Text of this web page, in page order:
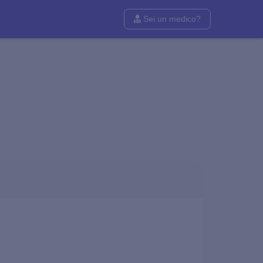
Sei un medico?